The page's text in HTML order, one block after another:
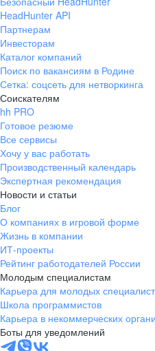
ул. Янковского, д. 169, 7 этаж,
706 каб.
+7 861 205-55-57
pr@krd.hh.ru
Владивосток
пер. Ланинский д. 4, офис 3.4
+7 423 202-33-28
pr@dv.hh.ru
Новосибирск
ул. Большевистская, д. 35,
помещение 21
+7 383 207-94-64
pr@nsk.hh.ru
Минск
пр-т Дзержинского, д. 57,
HeadHunter API
Партнерам
Инвесторам
Каталог компаний
Поиск по вакансиям в Родине
Сетка: соцсеть для нетворкинга
Соискателям
hh PRO
Готовое резюме
Все сервисы
Хочу у вас работать
Производственный календарь
Экспертная рекомендация
Новости и статьи
Блог
О компаниях в игровой форме
Жизнь в компании
ИТ-проекты
Рейтинг работодателей России
Молодым специалистам
Карьера для молодых
Школа программистов
Карьера в некоммерческих
Боты для уведомлений